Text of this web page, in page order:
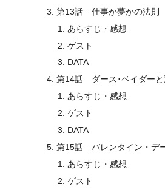
第13話 仕事か夢かの法則
あらすじ・感想
ゲスト
DATA
第14話 ダース･ベイダーと
あらすじ・感想
ゲスト
DATA
第15話 バレンタイン・デ
あらすじ・感想
ゲスト